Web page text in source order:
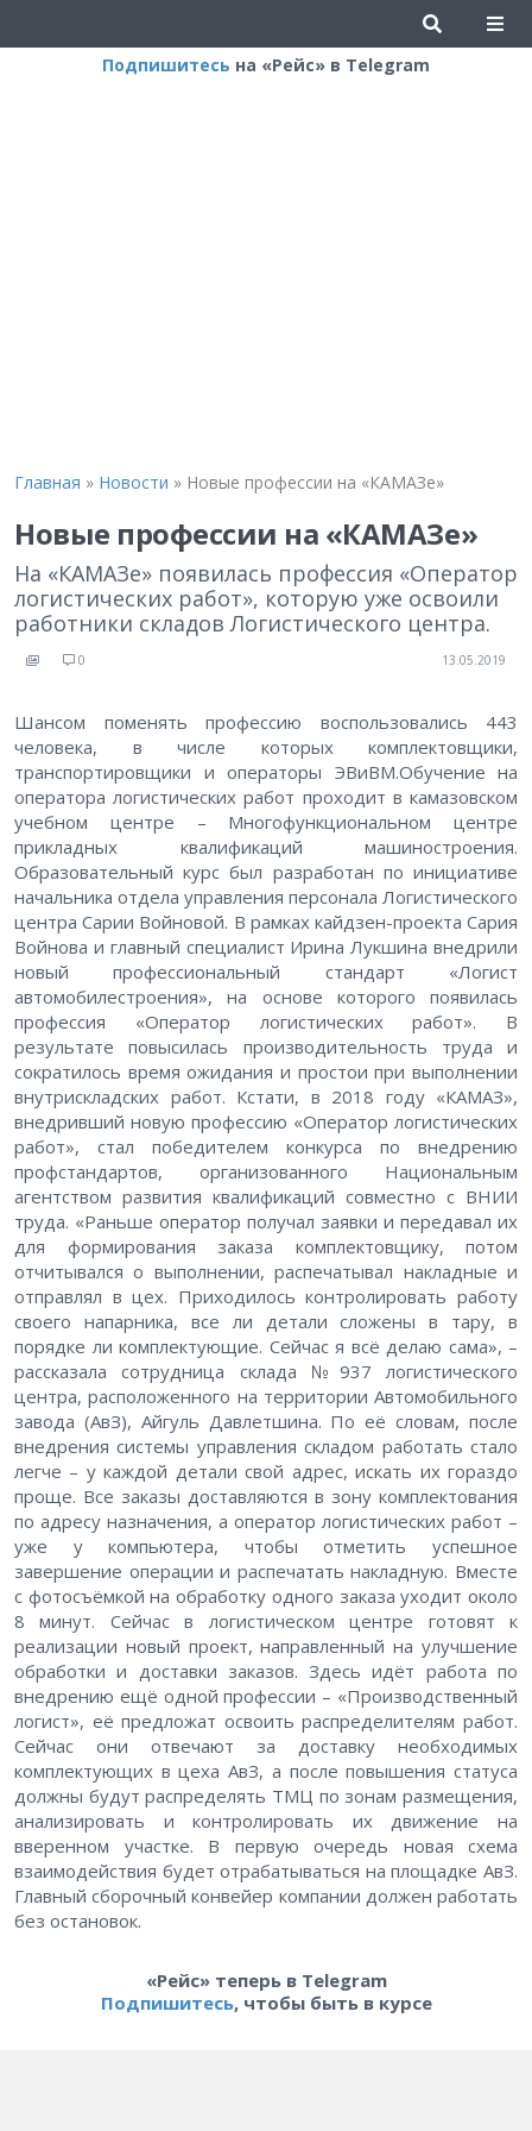
Подпишитесь на «Рейс» в Telegram
Главная » Новости » Новые профессии на «КАМАЗе»
Новые профессии на «КАМАЗе»
На «КАМАЗе» появилась профессия «Оператор
логистических работ», которую уже освоили
работники складов Логистического центра.
0 13.05.2019
Шансом поменять профессию воспользовались 443
человека, в числе которых комплектовщики,
транспортировщики и операторы ЭВиВМ.Обучение на
оператора логистических работ проходит в камазовском
учебном центре – Многофункциональном центре
прикладных квалификаций машиностроения.
Образовательный курс был разработан по инициативе
начальника отдела управления персонала Логистического
центра Сарии Войновой. В рамках кайдзен-проекта Сария
Войнова и главный специалист Ирина Лукшина внедрили
новый профессиональный стандарт «Логист
автомобилестроения», на основе которого появилась
профессия «Оператор логистических работ». В
результате повысилась производительность труда и
сократилось время ожидания и простои при выполнении
внутрискладских работ. Кстати, в 2018 году «КАМАЗ»,
внедривший новую профессию «Оператор логистических
работ», стал победителем конкурса по внедрению
профстандартов, организованного Национальным
агентством развития квалификаций совместно с ВНИИ
труда. «Раньше оператор получал заявки и передавал их
для формирования заказа комплектовщику, потом
отчитывался о выполнении, распечатывал накладные и
отправлял в цех. Приходилось контролировать работу
своего напарника, все ли детали сложены в тару, в
порядке ли комплектующие. Сейчас я всё делаю сама», –
рассказала сотрудница склада №937 логистического
центра, расположенного на территории Автомобильного
завода (АвЗ), Айгуль Давлетшина. По её словам, после
внедрения системы управления складом работать стало
легче – у каждой детали свой адрес, искать их гораздо
проще. Все заказы доставляются в зону комплектования
по адресу назначения, а оператор логистических работ –
уже у компьютера, чтобы отметить успешное
завершение операции и распечатать накладную. Вместе
с фотосъёмкой на обработку одного заказа уходит около
8 минут. Сейчас в логистическом центре готовят к
реализации новый проект, направленный на улучшение
обработки и доставки заказов. Здесь идёт работа по
внедрению ещё одной профессии – «Производственный
логист», её предложат освоить распределителям работ.
Сейчас они отвечают за доставку необходимых
комплектующих в цеха АвЗ, а после повышения статуса
должны будут распределять ТМЦ по зонам размещения,
анализировать и контролировать их движение на
вверенном участке. В первую очередь новая схема
взаимодействия будет отрабатываться на площадке АвЗ.
Главный сборочный конвейер компании должен работать
без остановок.
«Рейс» теперь в Telegram
Подпишитесь, чтобы быть в курсе